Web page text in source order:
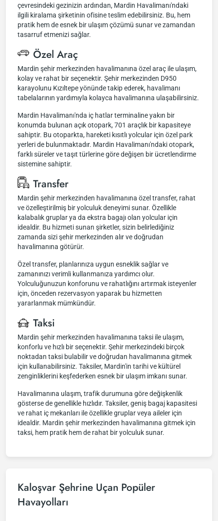
çevresindeki gezinizin ardından, Mardin Havalimanı'ndaki
ilgili kiralama şirketinin ofisine teslim edebilirsiniz. Bu, hem
pratik hem de esnek bir ulaşım çözümü sunar ve zamandan
tasarruf etmenizi sağlar.
Özel Araç
Mardin şehir merkezinden havalimanına özel araç ile ulaşım,
kolay ve rahat bir seçenektir. Şehir merkezinden D950
karayolunu Kızıltepe yönünde takip ederek, havalimanı
tabelalarının yardımıyla kolayca havalimanına ulaşabilirsiniz.
Mardin Havalimanı'nda iç hatlar terminaline yakın bir
konumda bulunan açık otopark, 701 araçlık bir kapasiteye
sahiptir. Bu otoparkta, hareketi kısıtlı yolcular için özel park
yerleri de bulunmaktadır. Mardin Havalimanı'ndaki otopark,
farklı süreler ve taşıt türlerine göre değişen bir ücretlendirme
sistemine sahiptir.
Transfer
Mardin şehir merkezinden havalimanına özel transfer, rahat
ve özelleştirilmiş bir yolculuk deneyimi sunar. Özellikle
kalabalık gruplar ya da ekstra bagajı olan yolcular için
idealdir. Bu hizmeti sunan şirketler, sizin belirlediğiniz
zamanda sizi şehir merkezinden alır ve doğrudan
havalimanına götürür.
Özel transfer, planlarınıza uygun esneklik sağlar ve
zamanınızı verimli kullanmanıza yardımcı olur.
Yolculuğunuzun konforunu ve rahatlığını artırmak isteyenler
için, önceden rezervasyon yaparak bu hizmetten
yararlanmak mümkündür.
Taksi
Mardin şehir merkezinden havalimanına taksi ile ulaşım,
konforlu ve hızlı bir seçenektir. Şehir merkezindeki birçok
noktadan taksi bulabilir ve doğrudan havalimanına gitmek
için kullanabilirsiniz. Taksiler, Mardin'in tarihi ve kültürel
zenginliklerini keşfederken esnek bir ulaşım imkanı sunar.
Havalimanına ulaşım, trafik durumuna göre değişkenlik
gösterse de genellikle hızlıdır. Taksiler, geniş bagaj kapasitesi
ve rahat iç mekanları ile özellikle gruplar veya aileler için
idealdir. Mardin şehir merkezinden havalimanına gitmek için
taksi, hem pratik hem de rahat bir yolculuk sunar.
Kaloşvar Şehrine Uçan Popüler
Havayolları